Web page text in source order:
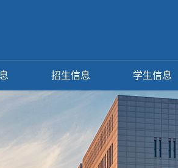
招生信息 学生信息